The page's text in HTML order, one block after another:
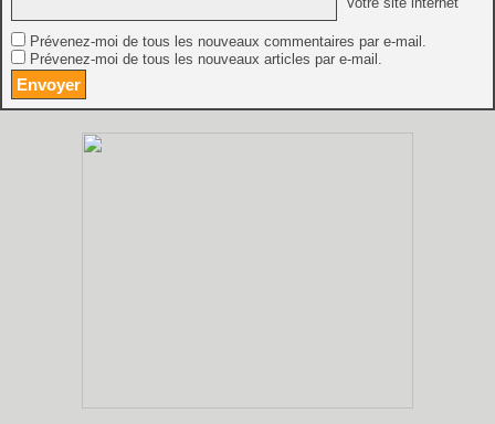
Prévenez-moi de tous les nouveaux commentaires par e-mail.
Prévenez-moi de tous les nouveaux articles par e-mail.